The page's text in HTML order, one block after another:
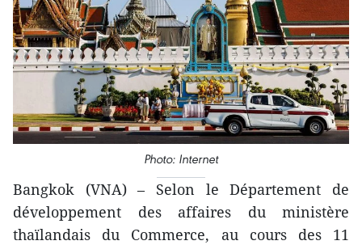
Photo: Internet
Bangkok (VNA) – Selon le Département de
développement des affaires du ministère
thaïlandais du Commerce, au cours des 11